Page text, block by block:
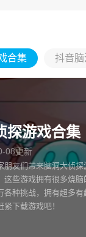
合集 抖音
探游戏合集
08更新
朋友们带来脑洞大侦
这些游戏拥有很多烧
各种挑战，拥有超多
下载游戏吧！